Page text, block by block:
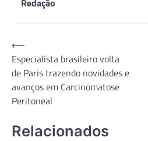
Navegação
de
Post
⟵
Especialista brasileiro volta
de Paris trazendo novidades e
avanços em Carcinomatose
Peritoneal
Relacionados